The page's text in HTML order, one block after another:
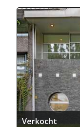
Verkocht